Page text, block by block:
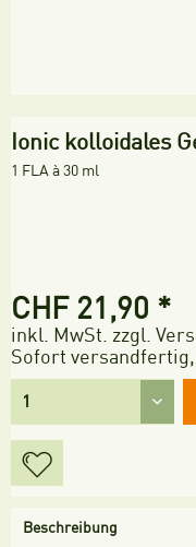
Ionic kolloidales
1 FLA à 30 ml
CHF 21,90 *
inkl. MwSt. zzgl.
Sofort
Beschreibung